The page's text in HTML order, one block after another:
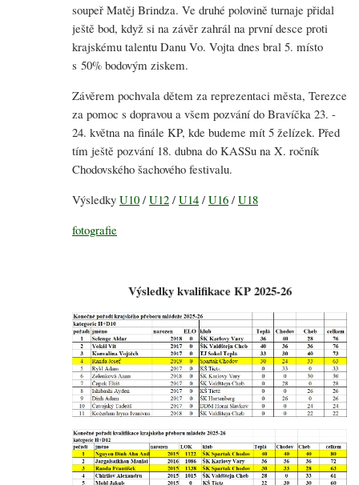
soupeř Matěj Brindza. Ve druhé polovině turnaje přidal
ještě bod, když si na závěr zahrál na první desce proti
krajskému talentu Danu Vo. Vojta dnes bral 5. místo
s 50% bodovým ziskem.
Závěrem pochvala dětem za reprezentaci města, Terezce
za pomoc s dopravou a všem pozvání do Bravíčka 23. -
24. května na finále KP, kde budeme mít 5 želízek. Před
tím ještě pozvání 18. dubna do KASSu na X. ročník
Chodovského šachového festivalu.
Výsledky U10 / U12 / U14 / U16 / U18
fotografie
Výsledky kvalifikace KP 2025-26